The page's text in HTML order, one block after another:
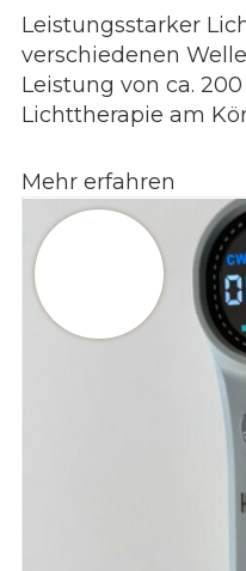
Leistungsstarker
verschiedenen
Leistung von ca.
Lichttherapie am
Mehr erfahren